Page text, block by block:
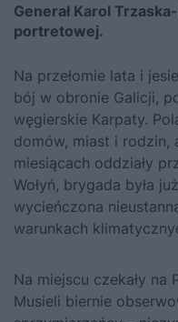
Generał Karol
portretowej.
Na przełomie lata i
bój w obronie Galicji,
węgierskie Karpaty.
domów, miast i rodzin,
miesiącach oddziały
Wołyń, brygada była
wycieńczona
warunkach
Na miejscu czekały na
Musieli biernie